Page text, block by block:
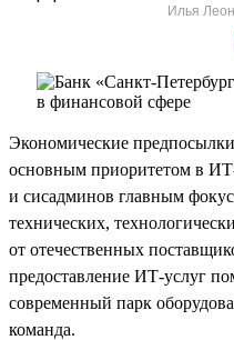
Илья
Экономические
основным приоритетом в
и сисадминов главным
технических,
от отечественных
предоставление ИТ-услуг
современный парк
команда.